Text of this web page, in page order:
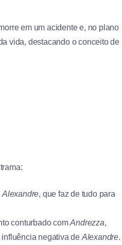
em um acidente e, no plano
vida, destacando o conceito de
Alexandre, que faz de tudo para
conturbado comAndrezza,
influência negativa de Alexandre.